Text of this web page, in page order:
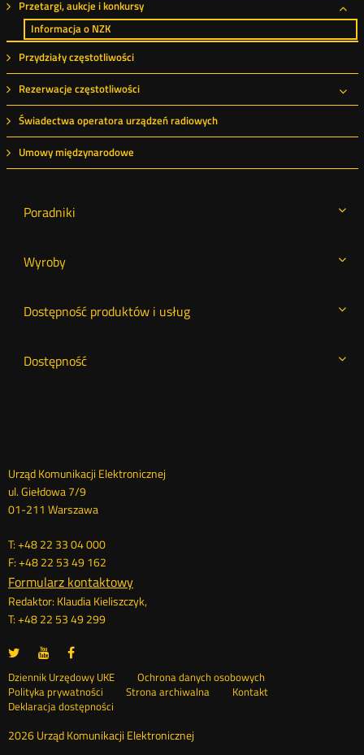
Przetargi, aukcje i konkursy
Informacja o NZK
Przydziały częstotliwości
Rezerwacje częstotliwości
Świadectwa operatora urządzeń radiowych
Umowy międzynarodowe
Poradniki
Wyroby
Dostępność produktów i usług
Dostępność
Dane
kontaktowe
Urząd Komunikacji Elektronicznej
ul. Giełdowa 7/9
01-211 Warszawa
T: +48 22 33 04 000
F: +48 22 53 49 162
Formularz kontaktowy
Redaktor: Klaudia Kieliszczyk,
T: +48 22 53 49 299
UKE
portalu
Twitter
Otwórz
nowym
oknie
UKE
portalu
Youtube
Otwórz
nowym
oknie
portalu
Facebook
nowym
oknie
Stopka
menu
Dziennik Urzędowy UKE Otwórz
Ochrona danych osobowych
Polityka prywatności
Otwórz
w
oknie
Strona archiwalna
Kontakt
Deklaracja dostępności
2026 Urząd Komunikacji Elektronicznej